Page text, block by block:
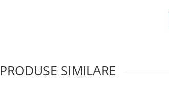
PRODUSE SIMILARE